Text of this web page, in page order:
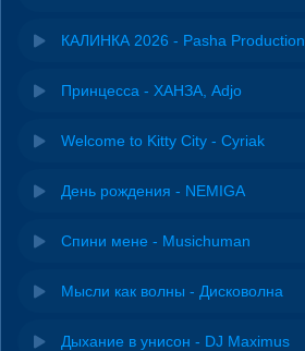
КАЛИНКА 2026 - Pasha Production
Принцесса - ХАНЗА, Adjo
Welcome to Kitty City - Cyriak
День рождения - NEMIGA
Спини мене - Musichuman
Мысли как волны - Дисковолна
Дыхание в унисон - DJ Maximus